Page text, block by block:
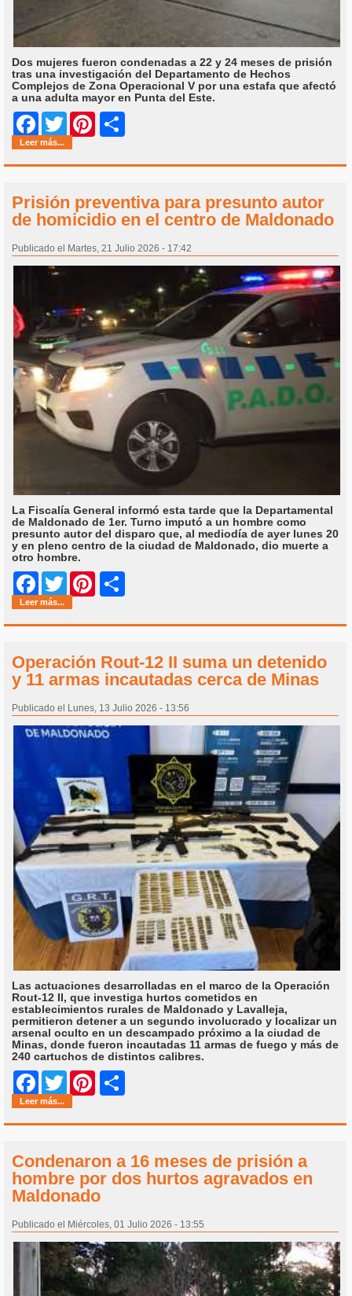
Dos mujeres fueron condenadas a 22 y 24 meses de prisión
tras una investigación del Departamento de Hechos
Complejos de Zona Operacional V por una estafa que afectó
a una adulta mayor en Punta del Este.
Facebook
Twitter Pinterest
Leer más...
Prisión preventiva para presunto autor
de homicidio en el centro de Maldonado
Publicado el Martes, 21 Julio 2026 - 17:42
La Fiscalía General informó esta tarde que la Departamental
de Maldonado de 1er. Turno imputó a un hombre como
presunto autor del disparo que, al mediodía de ayer lunes 20
y en pleno centro de la ciudad de Maldonado, dio muerte a
otro hombre.
Facebook
Twitter Pinterest
Leer más...
Operación Rout-12 II suma un detenido
y 11 armas incautadas cerca de Minas
Publicado el Lunes, 13 Julio 2026 - 13:56
Las actuaciones desarrolladas en el marco de la Operación
Rout-12 II, que investiga hurtos cometidos en
establecimientos rurales de Maldonado y Lavalleja,
permitieron detener a un segundo involucrado y localizar un
arsenal oculto en un descampado próximo a la ciudad de
Minas, donde fueron incautadas 11 armas de fuego y más de
240 cartuchos de distintos calibres.
Facebook
Twitter Pinterest
Leer más...
Condenaron a 16 meses de prisión a
hombre por dos hurtos agravados en
Maldonado
Publicado el Miércoles, 01 Julio 2026 - 13:55